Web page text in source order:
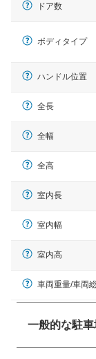
ドア数
ボディタイプ
ハンドル位置
全長
全幅
全高
室内長
室内幅
室内高
車両重量/車両
一般的な駐